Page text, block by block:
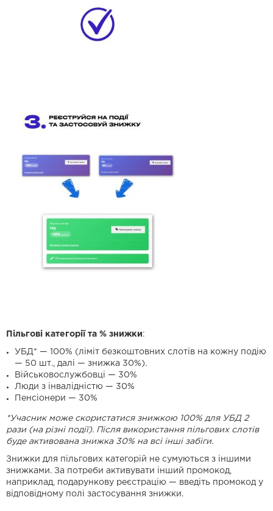
Пільгові категорії та % знижки:
УБД* — 100% (ліміт безкоштовних слотів на кожну подію
— 50 шт., далі — знижка 30%).
Військовослужбовці — 30%
Люди з інвалідністю — 30%
Пенсіонери — 30%
*Учасник може скористатися знижкою 100% для УБД 2
рази (на різні події). Після використання пільгових слотів
буде активована знижка 30% на всі інші забіги.
Знижки для пільгових категорій не сумуються з іншими
знижками. За потреби активувати інший промокод,
наприклад, подарункову реєстрацію — введіть промокод у
відповідному полі застосування знижки.